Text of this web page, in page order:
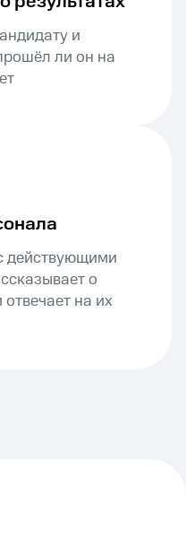
и
ли он на
действующими
о
на их